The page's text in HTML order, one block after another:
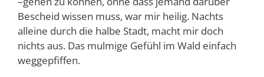
Bescheid wissen muss, war mir heilig. Nachts
alleine durch die halbe Stadt, macht mir doch
nichts aus. Das mulmige Gefühl im Wald einfach
weggepfiffen.